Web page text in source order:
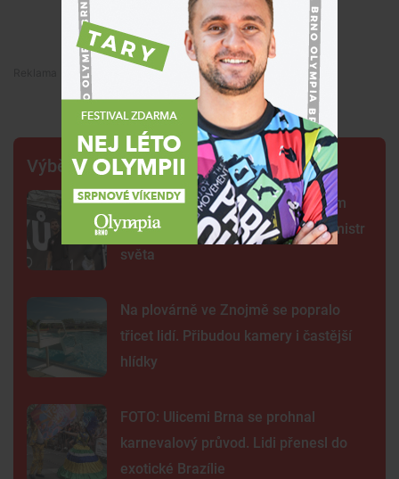
Premium
Premium
Výběr šéfredaktora
Centrum Brna ovládli šermíři. Jsem
jako Kung Fu Panda, řekl čerstvý mistr
světa
Na plovárně ve Znojmě se popralo
třicet lidí. Přibudou kamery i častější
hlídky
FOTO: Ulicemi Brna se prohnal
karnevalový průvod. Lidi přenesl do
exotické Brazílie